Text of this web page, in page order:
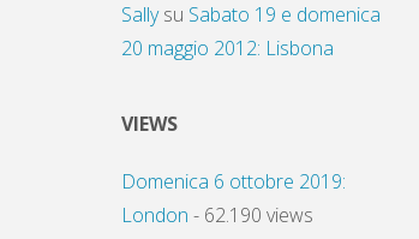
Sallysu Sabato 19 e domenica
20 maggio 2012: Lisbona
VIEWS
Domenica 6 ottobre 2019:
London - 62.190 views